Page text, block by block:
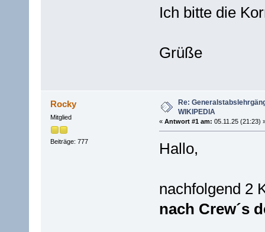
Ich bitte die
Grüße
Rocky
Mitglied
Beiträge: 777
Re:
WIKIPEDIA
« Antwort #1 am: 05.11.25 (21:23)
Hallo,
nachfolgend 2
nach Crew´s